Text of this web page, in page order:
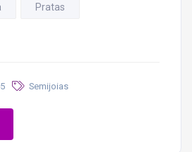
Pratas
Semijoias